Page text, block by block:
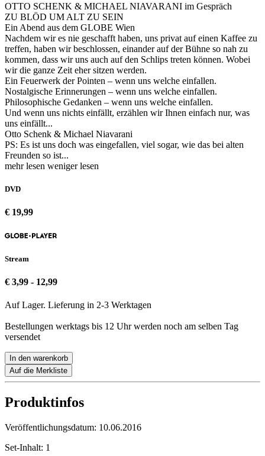
OTTO SCHENK & MICHAEL NIAVARANI im Gespräch
ZU BLÖD UM ALT ZU SEIN
Ein Abend aus dem GLOBE Wien
Nachdem wir es nie geschafft haben, uns privat auf einen Kaffee zu
treffen, haben wir beschlossen, einander auf der Bühne so nah zu
kommen, dass wir uns auch auf den Schlips treten können. Wobei
wir die ganze Zeit eher sitzen werden.
Ein Feuerwerk der Pointen – wenn uns welche einfallen.
Nostalgische Erinnerungen – wenn uns welche einfallen.
Philosophische Gedanken – wenn uns welche einfallen.
Und wenn uns nichts einfällt, erzählen wir Ihnen einfach nur, was
uns einfällt...
Otto Schenk & Michael Niavarani
PS: Es ist uns doch was eingefallen, viel sogar, wie das bei alten
Freunden so ist...
mehr lesen weniger lesen
DVD
€ 19,99
Stream
€ 3,99 - 12,99
Auf Lager. Lieferung in 2-3 Werktagen
Bestellungen werktags bis 12 Uhr werden noch am selben Tag
versendet
In den warenkorb
Auf die Merkliste
Produktinfos
Veröffentlichungsdatum: 10.06.2016
Set-Inhalt: 1